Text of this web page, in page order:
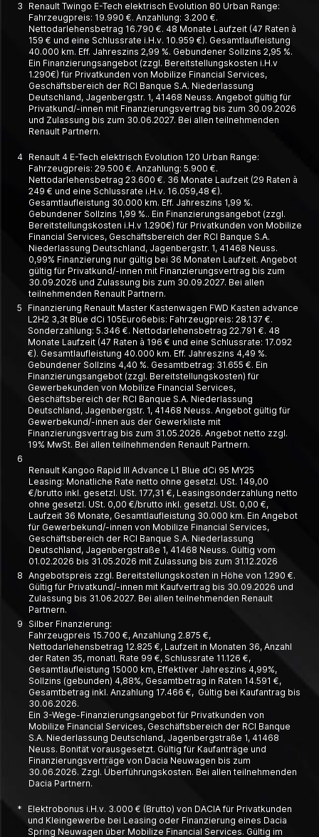
3
Renault Twingo E-Tech elektrisch Evolution 80 Urban Range:
Fahrzeugpreis: 19.990 €. Anzahlung: 3.200 €.
Nettodarlehensbetrag 16.790 €. 48 Monate Laufzeit (47 Raten à
159 € und eine Schlussrate i.H.v. 10.959 €). Gesamtlaufleistung
40.000 km. Eff. Jahreszins 2,99 %. Gebundener Sollzins 2,95 %.
Ein Finanzierungsangebot (zzgl. Bereitstellungskosten i.H.v
1.290€) für Privatkunden von Mobilize Financial Services,
Geschäftsbereich der RCI Banque S.A. Niederlassung
Deutschland, Jagenbergstr. 1, 41468 Neuss. Angebot gültig für
Privatkund/-innen mit Finanzierungsvertrag bis zum 30.09.2026
und Zulassung bis zum 30.06.2027. Bei allen teilnehmenden
Renault Partnern.
4 Renault 4 E-Tech elektrisch Evolution 120 Urban Range:
Fahrzeugpreis: 29.500 €. Anzahlung: 5.900 €.
Nettodarlehensbetrag 23.600 €. 36 Monate Laufzeit (29 Raten à
249 € und eine Schlussrate i.H.v. 16.059,48 €).
Gesamtlaufleistung 30.000 km. Eff. Jahreszins 1,99 %.
Gebundener Sollzins 1,99 %.. Ein Finanzierungsangebot (zzgl.
Bereitstellungskosten i.H.v 1.290€) für Privatkunden von Mobilize
Financial Services, Geschäftsbereich der RCI Banque S.A.
Niederlassung Deutschland, Jagenbergstr. 1, 41468 Neuss.
0,99% Finanzierung nur gültig bei 36 Monaten Laufzeit. Angebot
gültig für Privatkund/-innen mit Finanzierungsvertrag bis zum
30.09.2026 und Zulassung bis zum 30.09.2027. Bei allen
teilnehmenden Renault Partnern.
5
Finanzierung Renault Master Kastenwagen FWD Kasten advance
L2H2 3,3t Blue dCi 105Euro6ebis: Fahrzeugpreis: 28.137 €.
Sonderzahlung: 5.346 €. Nettodarlehensbetrag 22.791 €. 48
Monate Laufzeit (47 Raten à 196 € und eine Schlussrate: 17.092
€). Gesamtlaufleistung 40.000 km. Eff. Jahreszins 4,49 %.
Gebundener Sollzins 4,40 %. Gesamtbetrag: 31.655 €. Ein
Finanzierungsangebot (zzgl. Bereitstellungskosten) für
Gewerbekunden von Mobilize Financial Services,
Geschäftsbereich der RCI Banque S.A. Niederlassung
Deutschland, Jagenbergstr. 1, 41468 Neuss. Angebot gültig für
Gewerbekund/-innen aus der Gewerkliste mit
Finanzierungsvertrag bis zum 31.05.2026. Angebot netto zzgl.
19% MwSt. Bei allen teilnehmenden Renault Partnern.
6
Renault Kangoo Rapid III Advance L1 Blue dCi 95 MY25
Leasing: Monatliche Rate netto ohne gesetzl. USt. 149,00
€/brutto inkl. gesetzl. USt. 177,31 €, Leasing­­sonder­zahlung netto
ohne gesetzl. USt. 0,00 €/brutto inkl. gesetzl. USt. 0,00 €,
Laufzeit 36 Monate, Gesamt­laufleistung 30.000 km. Ein Angebot
für Gewerbe­kund/-innen von Mobilize Financial Services,
Geschäfts­bereich der RCI Banque S.A. Nieder­lassung
Deutschland, Jagen­berg­straße 1, 41468 Neuss. Gültig vom
01.02.2026 bis 31.05.2026 mit Zulassung bis zum 31.12.2026
8 Angebotspreis zzgl. Bereitstellungskosten in Höhe von 1.290 €.
Gültig für Privatkund/-innen mit Kaufvertrag bis 30.09.2026 und
Zulassung bis 31.06.2027. Bei allen teilnehmenden Renault
Partnern.
9
Silber Finanzierung:
Fahrzeugpreis 15.700 €, Anzahlung 2.875 €,
Nettodarlehensbetrag 12.825 €, Laufzeit in Monaten 36, Anzahl
der Raten 35, monatl. Rate 99 €, Schlussrate 11.126 €,
Gesamtlaufleistung 15000 km, Effektiver Jahreszins 4,99%,
Sollzins (gebunden) 4,88%, Gesamtbetrag in Raten 14.591 €,
Gesamtbetrag inkl. Anzahlung 17.466 €, Gültig bei Kaufantrag bis
30.06.2026.
Ein 3-Wege-Finanzierungsangebot für Privatkunden von
Mobilize Financial Services, Geschäftsbereich der RCI Banque
S.A. Niederlassung Deutschland, Jagenbergstraße 1, 41468
Neuss. Bonität vorausgesetzt. Gültig für Kaufanträge und
Finanzierungsverträge von Dacia Neuwagen bis zum
30.06.2026. Zzgl. Überführungskosten. Bei allen teilnehmenden
Dacia Partnern.
*
Elektrobonus i.H.v. 3.000 € (Brutto) von DACIA für Privatkunden
und Kleingewerbe bei Leasing oder Finanzierung eines Dacia
Spring Neuwagen über Mobilize Financial Services. Gültig im